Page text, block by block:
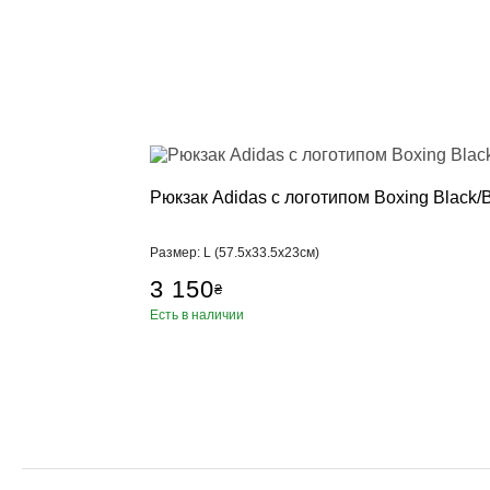
Рюкзак Adidas с логотипом Boxing Black/
Размер: L (57.5x33.5x23см)
3 150₴
Есть в наличии